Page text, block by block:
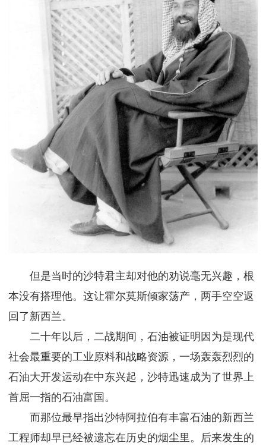
但是当时的沙特君主却对他的劝说毫无兴趣，根
本没有搭理他。这让霍尔莫斯倾家荡产，两手空空返
回了新西兰。
二十年以后，二战期间，石油被证明因为是现代
社会最重要的工业原料和战略资源，一场轰轰烈烈的
石油大开发运动在中东兴起，沙特迅速成为了世界上
首屈一指的石油富国。
而那位最早指出沙特阿拉伯有丰富石油的新西兰
工程师却早已经被遗忘在历史的烟尘里。后来发生的